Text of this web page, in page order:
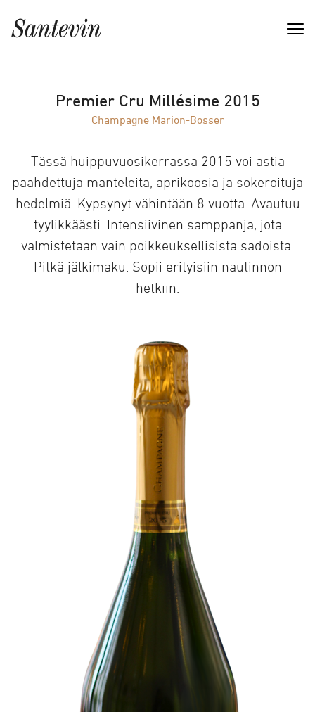
Premier Cru Millésime 2015
Champagne Marion-Bosser
Tässä huippuvuosikerrassa 2015 voi astia
paahdettuja manteleita, aprikoosia ja sokeroituja
hedelmiä. Kypsynyt vähintään 8 vuotta. Avautuu
tyylikkäästi. Intensiivinen samppanja, jota
valmistetaan vain poikkeuksellisista sadoista.
Pitkä jälkimaku. Sopii erityisiin nautinnon
hetkiin.